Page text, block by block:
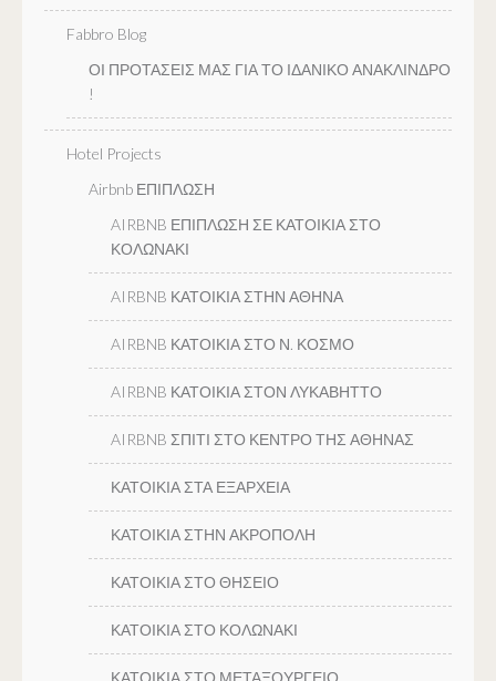
Fabbro Blog
ΟΙ ΠΡΟΤΑΣΕΙΣ ΜΑΣ ΓΙΑ ΤΟ ΙΔΑΝΙΚΟ ΑΝΑΚΛΙΝΔΡΟ
!
Hotel Projects
Airbnb ΕΠΙΠΛΩΣΗ
AIRBNB ΕΠΙΠΛΩΣΗ ΣΕ ΚΑΤΟΙΚΙΑ ΣΤΟ
ΚΟΛΩΝΑΚΙ
AIRBNB ΚΑΤΟΙΚΙΑ ΣΤΗΝ ΑΘΗΝΑ
AIRBNB ΚΑΤΟΙΚΙΑ ΣΤΟ Ν. ΚΟΣΜΟ
AIRBNB ΚΑΤΟΙΚΙΑ ΣΤΟΝ ΛΥΚΑΒΗΤΤΟ
AIRBNB ΣΠΙΤΙ ΣΤΟ ΚΕΝΤΡΟ ΤΗΣ ΑΘΗΝΑΣ
ΚΑΤΟΙΚΙΑ ΣΤΑ ΕΞΑΡΧΕΙΑ
ΚΑΤΟΙΚΙΑ ΣΤΗΝ ΑΚΡΟΠΟΛΗ
ΚΑΤΟΙΚΙΑ ΣΤΟ ΘΗΣΕΙΟ
ΚΑΤΟΙΚΙΑ ΣΤΟ ΚΟΛΩΝΑΚΙ